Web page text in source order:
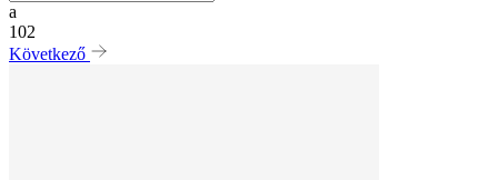
a
102
Következő